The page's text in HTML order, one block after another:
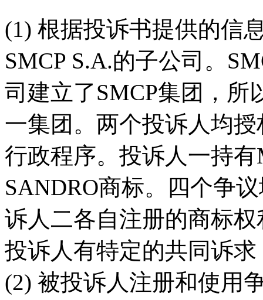
(1) 根据投诉书提供的信
SMCP S.A.的子公司。
司建立了SMCP集团，所
一集团。两个投诉人均
行政程序。投诉人一持
SANDRO商标。四个争
诉人二各自注册的商标
投诉人有特定的共同诉求
(2) 被投诉人注册和使用